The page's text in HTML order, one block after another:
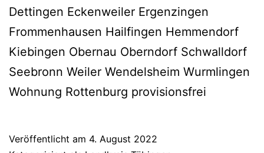
Dettingen Eckenweiler Ergenzingen
Frommenhausen Hailfingen Hemmendorf
Kiebingen Obernau Oberndorf Schwalldorf
Seebronn Weiler Wendelsheim Wurmlingen
Wohnung Rottenburg provisionsfrei
Veröffentlicht am 4. August 2022